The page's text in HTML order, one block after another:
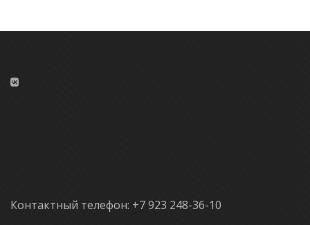
Контактный телефон: +7 923 248-36-10